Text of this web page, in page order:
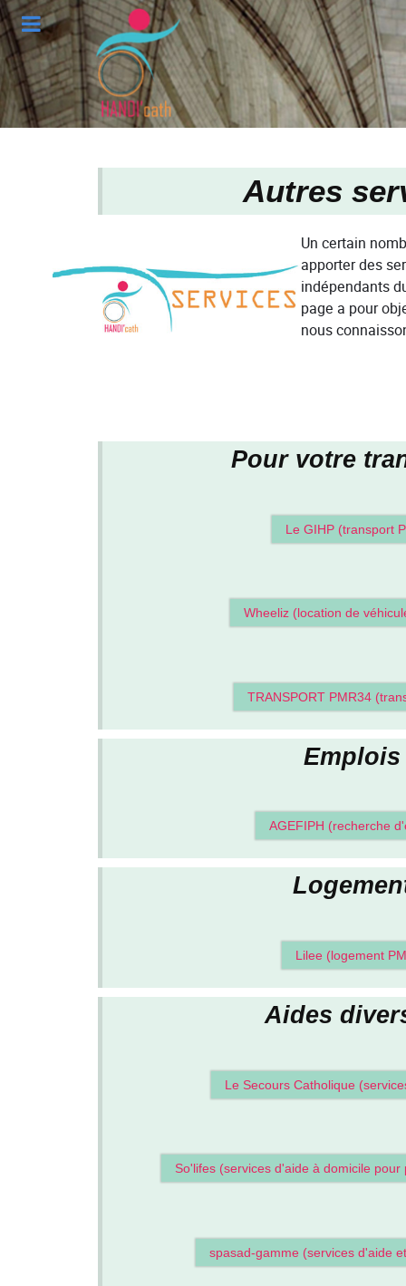
Autres
Un certain
apporter des
indépendants
page a pour
nous
Pour votre
Le GIHP (transport
Wheeliz (location de
TRANSPORT PMR34
Emplois
AGEFIPH (recherche
Lilee (logement
Aides
Le Secours Catholique
So'lifes (services d'aide à domicile
spasad-gamme (services d'aide